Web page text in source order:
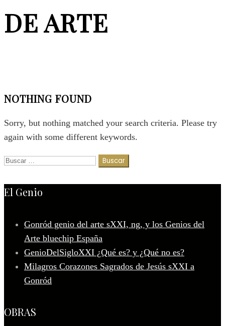
DE ARTE
NOTHING FOUND
Sorry, but nothing matched your search criteria. Please try
again with some different keywords.
Buscar:
El Genio
Gonród genio del arte sXXI, ng, y los Genios del
Arte bluechip España
GenioDelSigloXXI ¿Qué es? y ¿Qué no es?
Milagros Corazones Sagrados de Jesús sXXI a
Gonród
OBRAS